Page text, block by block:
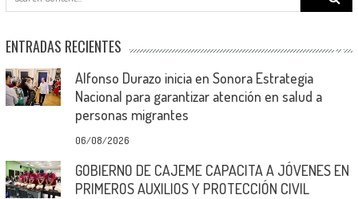
for:
ENTRADAS RECIENTES
Alfonso Durazo inicia en Sonora Estrategia
Nacional para garantizar atención en salud a
personas migrantes
06/08/2026
GOBIERNO DE CAJEME CAPACITA A JÓVENES EN
PRIMEROS AUXILIOS Y PROTECCIÓN CIVIL